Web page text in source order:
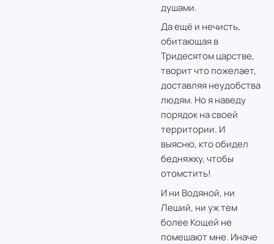
душами.
Да ещё и нечисть,
обитающая в
Тридесятом царстве,
творит что пожелает,
доставляя неудобства
людям. Но я наведу
порядок на своей
территории. И
выясню, кто обидел
бедняжку, чтобы
отомстить!
И ни Водяной, ни
Леший, ни уж тем
более Кощей не
помешают мне. Иначе